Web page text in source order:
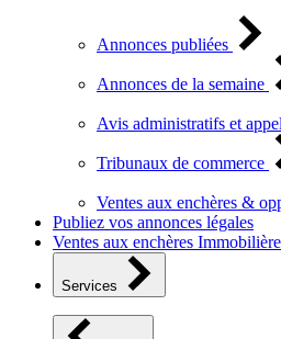
Annonces publiées
Annonces de la semaine
Avis administratifs et
Tribunaux de commerce
Ventes aux enchères &
Publiez vos annonces légales
Ventes aux enchères
Services